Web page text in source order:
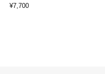
¥7,700